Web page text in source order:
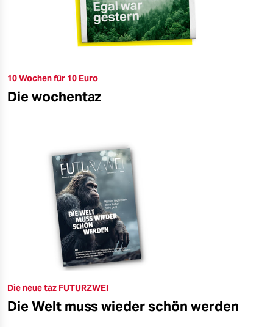
10 Wochen für 10 Euro
Die wochentaz
Die neue taz FUTURZWEI
Die Welt muss wieder schön werden